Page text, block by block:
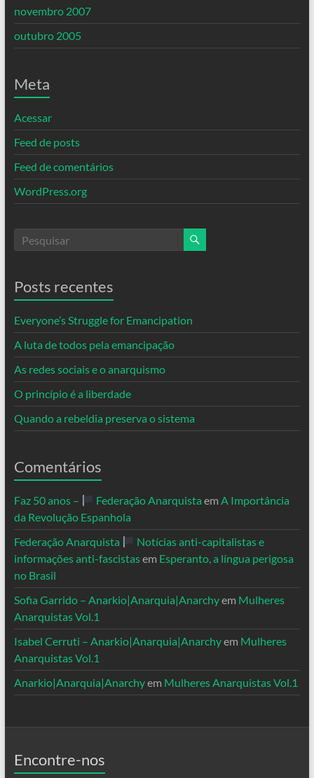
novembro 2007
outubro 2005
Meta
Acessar
Feed de posts
Feed de comentários
WordPress.org
Posts recentes
Everyone’s Struggle for Emancipation
A luta de todos pela emancipação
As redes sociais e o anarquismo
O princípio é a liberdade
Quando a rebeldia preserva o sistema
Comentários
Faz 50 anos – Federação Anarquista em A Importância
da Revolução Espanhola
Federação Anarquista
Notícias anti-capitalistas e
informações anti-fascistasem Esperanto, a língua perigosa
no Brasil
Sofia Garrido – Anarkio|Anarquia|Anarchyem Mulheres
Anarquistas Vol.1
Isabel Cerruti – Anarkio|Anarquia|Anarchyem Mulheres
Anarquistas Vol.1
Anarkio|Anarquia|Anarchyem Mulheres Anarquistas Vol.1
Encontre-nos